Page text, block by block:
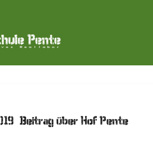
– Beitrag über Hof Pente